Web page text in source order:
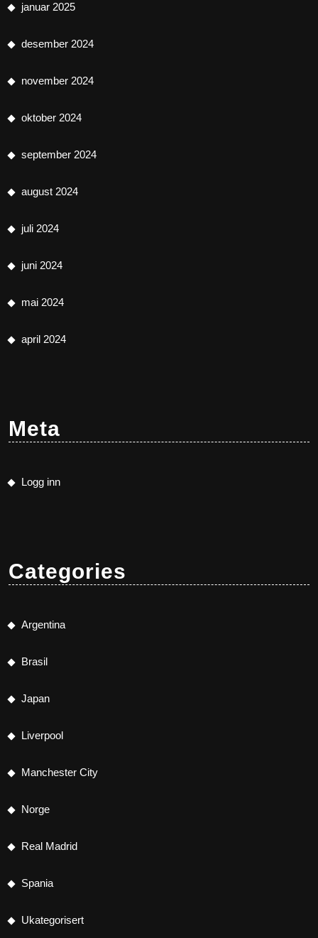
januar 2025
desember 2024
november 2024
oktober 2024
september 2024
august 2024
juli 2024
juni 2024
mai 2024
april 2024
Meta
Logg inn
Categories
Argentina
Brasil
Japan
Liverpool
Manchester City
Norge
Real Madrid
Spania
Ukategorisert